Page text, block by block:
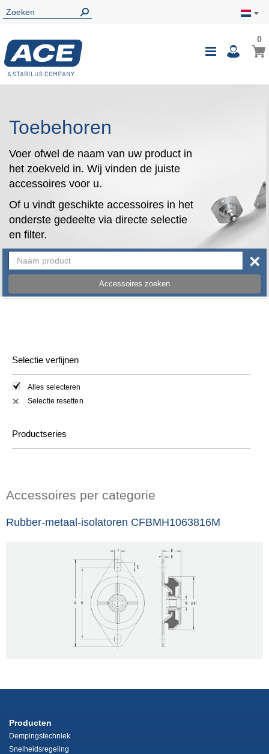
Toggle
00
Toebehoren
Voer ofwel de naam van uw product in
het zoekveld in. Wij vinden de juiste
accessoires voor u.
Of u vindt geschikte accessoires in het
onderste gedeelte via directe selectie
en filter.
Accessoires zoeken
×
Selectie verfijnen
Alles selecteren
✕ Selectie resetten
Productseries
Accessoires per categorie
Rubber-metaal-isolatoren CFBMH1063816M
Producten
Dempingstechniek
Snelheidsregeling